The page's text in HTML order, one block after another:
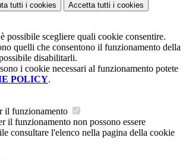
tutti i cookies Accetta tutti i cookies
possibile scegliere quali cookie consentire.
quelli che consentono il funzionamento della
disabilitarli.
i cookie necessari al funzionamento potete
POLICY.
il funzionamento
il funzionamento non possono essere
consultare l'elenco nella pagina della cookie